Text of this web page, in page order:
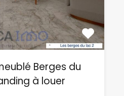
Berges du
à louer